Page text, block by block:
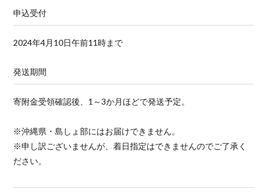
申込受付
2024年4月10日午前11時まで
発送期間
寄附金受領確認後、1～3か月ほどで発送予定。
※沖縄県・島しょ部にはお届けできません。
※申し訳ございませんが、着日指定はできませんのでご了承く
ださい。